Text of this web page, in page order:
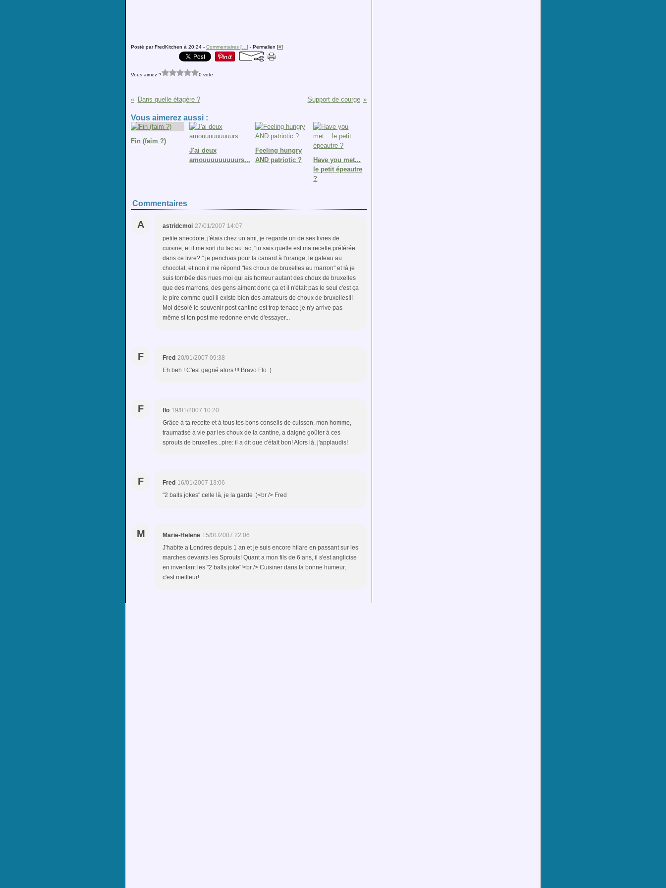
Posté par FredKitchen à 20:24 - Commentaires [ ] - Permalien [#]
Vous aimez ? 0 vote
Dans quelle étagère ? Support de courge
Vous aimerez aussi :
Fin (faim ?)
J'ai deux
amouuuuuuuuurs...
Feeling hungry
AND patriotic ?
Have you met...
le petit épeautre
?
Commentaires
A astridcmoi 27/01/2007 14:07
petite anecdote, j'étais chez un ami, je regarde un de ses livres de
cuisine, et il me sort du tac au tac, "tu sais quelle est ma recette préférée
dans ce livre? " je penchais pour la canard à l'orange, le gateau au
chocolat, et non il me répond "les choux de bruxelles au marron" et là je
suis tombée des nues moi qui ais horreur autant des choux de bruxelles
que des marrons, des gens aiment donc ça et il n'était pas le seul c'est ça
le pire comme quoi il existe bien des amateurs de choux de bruxelles!!!
Moi désolé le souvenir post cantine est trop tenace je n'y arrive pas
même si ton post me redonne envie d'essayer...
F Fred 20/01/2007 09:38
Eh beh ! C'est gagné alors !!! Bravo Flo :)
F flo 19/01/2007 10:20
Grâce à ta recette et à tous tes bons conseils de cuisson, mon homme,
traumatisé à vie par les choux de la cantine, a daigné goûter à ces
sprouts de bruxelles...pire: il a dit que c'était bon! Alors là, j'applaudis!
F Fred 16/01/2007 13:06
"2 balls jokes" celle là, je la garde :)<br /> Fred
M Marie-Helene 15/01/2007 22:06
J'habite a Londres depuis 1 an et je suis encore hilare en passant sur les
marches devants les Sprouts! Quant a mon fils de 6 ans, il s'est anglicise
en inventant les "2 balls joke"!<br /> Cuisiner dans la bonne humeur,
c'est meilleur!